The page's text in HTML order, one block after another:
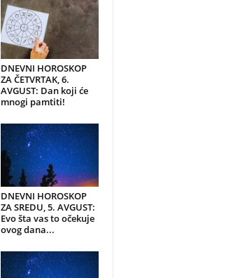
DNEVNI HOROSKOP
ZA ČETVRTAK, 6.
AVGUST: Dan koji će
mnogi pamtiti!
DNEVNI HOROSKOP
ZA SREDU, 5. AVGUST:
Evo šta vas to očekuje
ovog dana...